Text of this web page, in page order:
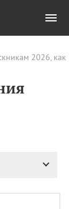
2026, как
Все
еды»
на